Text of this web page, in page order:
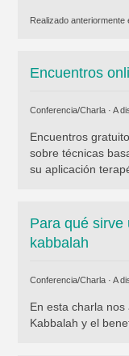
Realizado anteriormente
Encuentros
Conferencia/Charla · A
Encuentros
sobre técnicas
su aplicación
Para qué sirve
kabbalah
Conferencia/Charla · A
En esta charla
Kabbalah y el